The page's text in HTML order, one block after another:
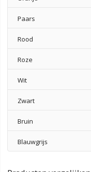
Paars
Rood
Roze
Wit
Zwart
Bruin
Blauwgrijs